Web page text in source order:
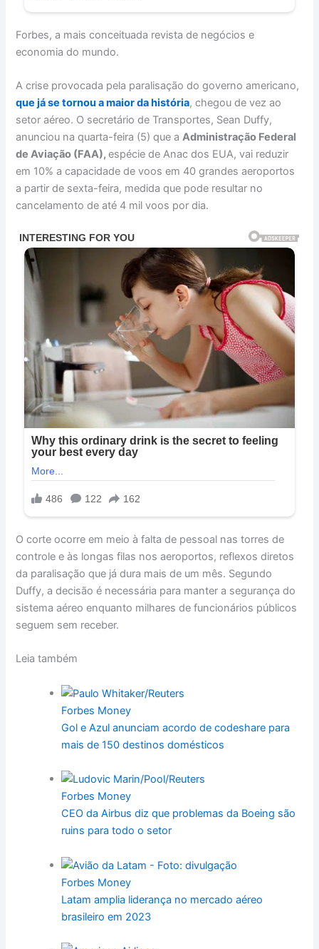
Forbes, a mais conceituada revista de negócios e
economia do mundo.
A crise provocada pela paralisação do governo americano,
que já se tornou a maior da história, chegou de vez ao
setor aéreo. O secretário de Transportes, Sean Duffy,
anunciou na quarta-feira (5) que aAdministração Federal
de Aviação (FAA),espécie de Anac dos EUA, vai reduzir
em 10% a capacidade de voos em 40 grandes aeroportos
a partir de sexta-feira, medida que pode resultar no
cancelamento de até 4 mil voos por dia.
O corte ocorre em meio à falta de pessoal nas torres de
controle e às longas filas nos aeroportos, reflexos diretos
da paralisação que já dura mais de um mês. Segundo
Duffy, a decisão é necessária para manter a segurança do
sistema aéreo enquanto milhares de funcionários públicos
seguem sem receber.
Leia também
Forbes Money
Gol e Azul anunciam acordo de codeshare para
mais de 150 destinos domésticos
Forbes Money
CEO da Airbus diz que problemas da Boeing são
ruins para todo o setor
Forbes Money
Latam amplia liderança no mercado aéreo
brasileiro em 2023